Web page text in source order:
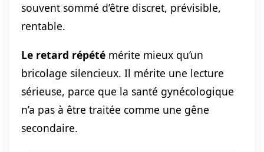
souvent sommé d’être discret, prévisible,
rentable.
Le retard répété mérite mieux qu’un
bricolage silencieux. Il mérite une lecture
sérieuse, parce que la santé gynécologique
n’a pas à être traitée comme une gêne
secondaire.